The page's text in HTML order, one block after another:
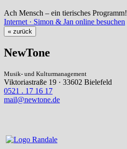
Ach Mensch – ein tierisches Programm!
Internet · Simon & Jan online besuchen
« zurück
NewTone
Musik- und Kulturmanagement
Viktoriastraße 19 · 33602 Bielefeld
0521 . 17 16 17
mail@newtone.de